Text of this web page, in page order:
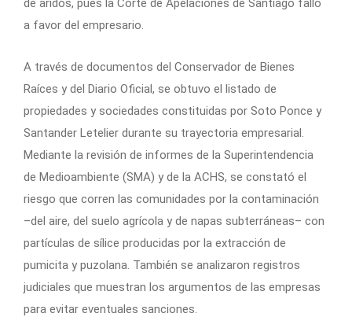
de áridos, pues la Corte de Apelaciones de Santiago falló
a favor del empresario.
A través de documentos del Conservador de Bienes
Raíces y del Diario Oficial, se obtuvo el listado de
propiedades y sociedades constituidas por Soto Ponce y
Santander Letelier durante su trayectoria empresarial.
Mediante la revisión de informes de la Superintendencia
de Medioambiente (SMA) y de la ACHS, se constató el
riesgo que corren las comunidades por la contaminación
–del aire, del suelo agrícola y de napas subterráneas– con
partículas de sílice producidas por la extracción de
pumicita y puzolana. También se analizaron registros
judiciales que muestran los argumentos de las empresas
para evitar eventuales sanciones.